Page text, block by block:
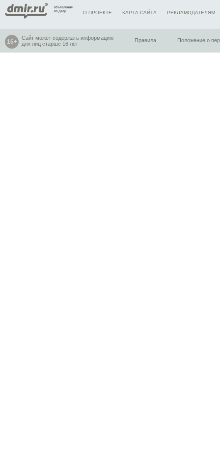
О ПРОЕКТЕ КАРТА САЙТА РЕКЛАМОДАТЕЛЯМ
Сайт может содержать информацию
для лиц старше 16 лет
Правила Положение о